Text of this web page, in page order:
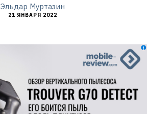
Эльдар Муртазин
21 ЯНВАРЯ 2022